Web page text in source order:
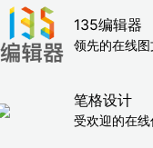
135编辑器
领先的在线
笔格设计
受欢迎的在